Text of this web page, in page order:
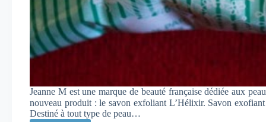
Jeanne M est une marque de beauté française dédiée aux
nouveau produit : le savon exfoliant L’Hélixir. Savon
Destiné à tout type de peau…